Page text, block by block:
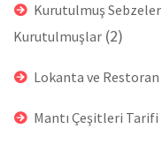
Kurutulmuş
Kurutulmuşlar (2)
Lokanta ve
Mantı Çeşitleri Tarifi